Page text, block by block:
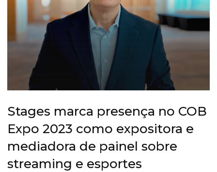
Stages marca presença no COB
Expo 2023 como expositora e
mediadora de painel sobre
streaming e esportes